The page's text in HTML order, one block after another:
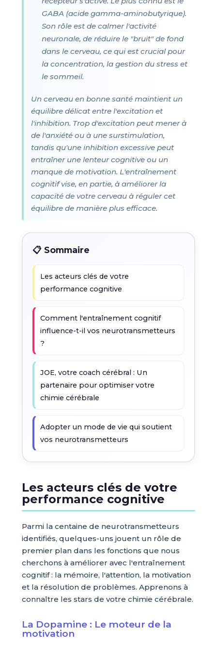
GABA (acide gamma-aminobutyrique).
Son rôle est de calmer l'activité
neuronale, de réduire le "bruit" de fond
dans le cerveau, ce qui est crucial pour
la concentration, la gestion du stress et
le sommeil.
Un cerveau en bonne santé maintient un
équilibre délicat entre l'excitation et
l'inhibition. Trop d'excitation peut mener à
de l'anxiété ou à une surstimulation,
tandis qu'une inhibition excessive peut
entraîner une lenteur cognitive ou un
manque de motivation. L'entraînement
cognitif vise, en partie, à améliorer la
capacité de votre cerveau à réguler cet
équilibre de manière plus efficace.
📋 Sommaire
Les acteurs clés de votre
performance cognitive
Comment l'entraînement cognitif
influence-t-il vos neurotransmetteurs
?
JOE, votre coach cérébral : Un
partenaire pour optimiser votre
chimie cérébrale
Adopter un mode de vie qui soutient
vos neurotransmetteurs
Les acteurs clés de votre
performance cognitive
Parmi la centaine de neurotransmetteurs
identifiés, quelques-uns jouent un rôle de
premier plan dans les fonctions que nous
cherchons à améliorer avec l'entraînement
cognitif : la mémoire, l'attention, la motivation
et la résolution de problèmes. Apprenons à
connaître les stars de votre chimie cérébrale.
La Dopamine : Le moteur de la
motivation